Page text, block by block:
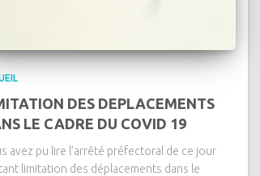
DES DEPLACEMENTS
LE CADRE DU COVID 19
avez pu lire l’arrêté préfectoral de ce jour
limitation des déplacements dans le